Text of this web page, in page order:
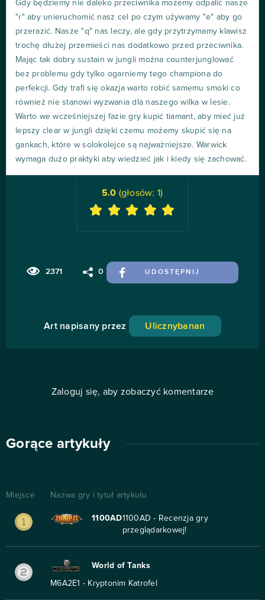
Gdy będziemy nie daleko przeciwnika możemy odpalić nasze
"r" aby unieruchomić nasz cel po czym używamy "e" aby go
przerazić. Nasze "q" nas leczy, ale gdy przytrzymamy klawisz
trochę dłużej przemieści nas dodatkowo przed przeciwnika.
Mając tak dobry sustain w jungli można counterjunglować
bez problemu gdy tylko ogarniemy tego championa do
perfekcji. Gdy trafi się okazja warto robić samemu smoki co
również nie stanowi wyzwania dla naszego wilka w lesie.
Warto we wcześniejszej fazie gry kupić tiamant, aby mieć już
lepszy clear w jungli dzięki czemu możemy skupić się na
gankach, które w solokolejce są najważniejsze. Warwick
wymaga dużo praktyki aby wiedzieć jak i kiedy się zachować.
2371 0 UDOSTĘPNIJ
5.0 (głosów: 1)
Art napisany przez Ulicznybanan
Zaloguj się, aby zobaczyć komentarze
Gorące artykuły
Miejsce Nazwa gry i tytuł artykułu
1100AD1100AD - Recenzja gry
przeglądarkowej!
World of Tanks
M6A2E1 - Kryptonim Katrofel